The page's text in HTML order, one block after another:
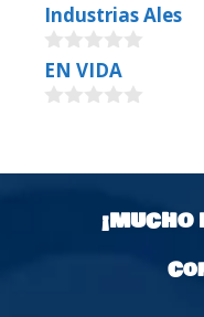
0
o
u
t
o
f
Industrias Ales
0
o
u
5
EN VIDA
t
¡MUCHO